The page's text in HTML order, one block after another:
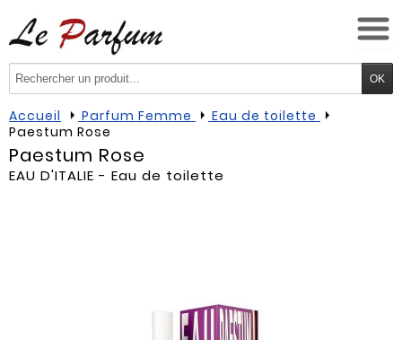
Accueil Parfum Femme
Eau de toilette
Paestum Rose
Paestum Rose
EAU D'ITALIE - Eau de toilette